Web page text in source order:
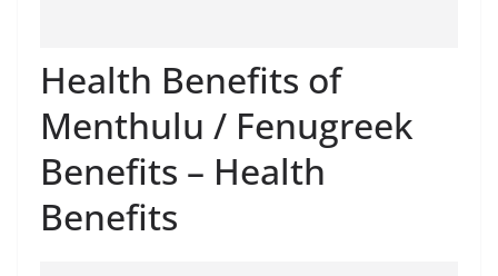
Health Benefits of
Menthulu / Fenugreek
Benefits – Health
Benefits